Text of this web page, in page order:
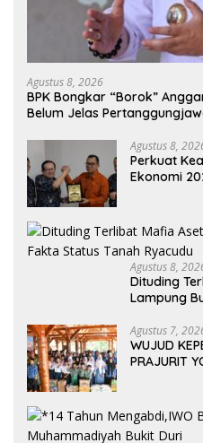
Agustus 8, 2026
BPK Bongkar “Borok”
Belum Jelas
Agustus 8,
Perkuat
Ekonomi
Agustus 8,
Dituding
Lampung
Agustus 7,
WUJUD
PRAJURIT